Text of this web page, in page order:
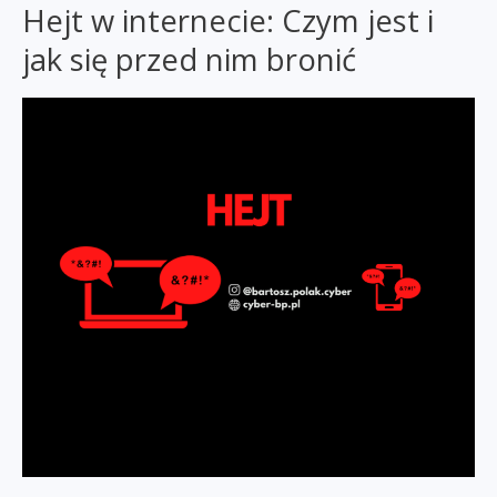
internecie
działania
cyberprzestępców
Hejt w internecie: Czym jest i
jak się przed nim bronić